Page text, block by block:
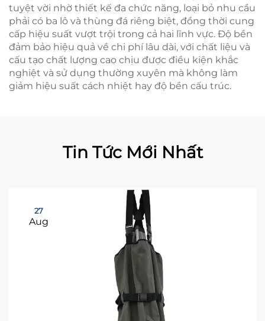
tuyệt vời nhờ thiết kế đa chức năng, loại bỏ nhu cầu
phải có ba lô và thùng đá riêng biệt, đồng thời cung
cấp hiệu suất vượt trội trong cả hai lĩnh vực. Độ bền
đảm bảo hiệu quả về chi phí lâu dài, với chất liệu và
cấu tạo chất lượng cao chịu được điều kiện khắc
nghiệt và sử dụng thường xuyên mà không làm
giảm hiệu suất cách nhiệt hay độ bền cấu trúc.
Tin Tức Mới Nhất
27
Aug